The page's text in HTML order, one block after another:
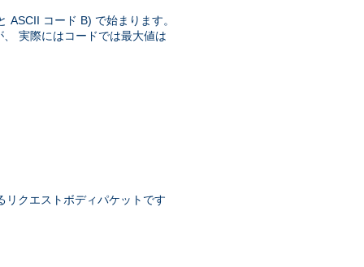
ASCII コード B) で始まります。
実際にはコードでは最大値は
リクエストボディパケットです